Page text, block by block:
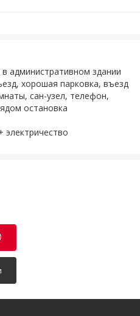
административном здании
хорошая парковка, въезд
сан-узел, телефон,
остановка
электричество